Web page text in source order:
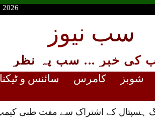
2026
سب نیوز
کی خبر ... سب پہ نظر
شوبز کامرس سائنس و
ہسپتال کے اشتراک سے مفت طبی